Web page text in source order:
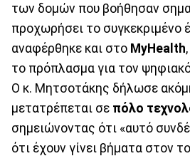
των δομών που βοήθησαν
προχωρήσει το συγκεκριμένο
αναφέρθηκε και στο MyHealth
το πρόπλασμα για τον
Ο κ. Μητσοτάκης δήλωσε
μετατρέπεται σε πόλο
σημειώνοντας ότι «αυτό
ότι έχουν γίνει βήματα στον